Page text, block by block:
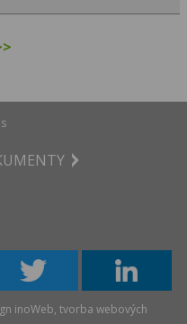
Twitter LinkedIn
inoWeb, tvorba webových